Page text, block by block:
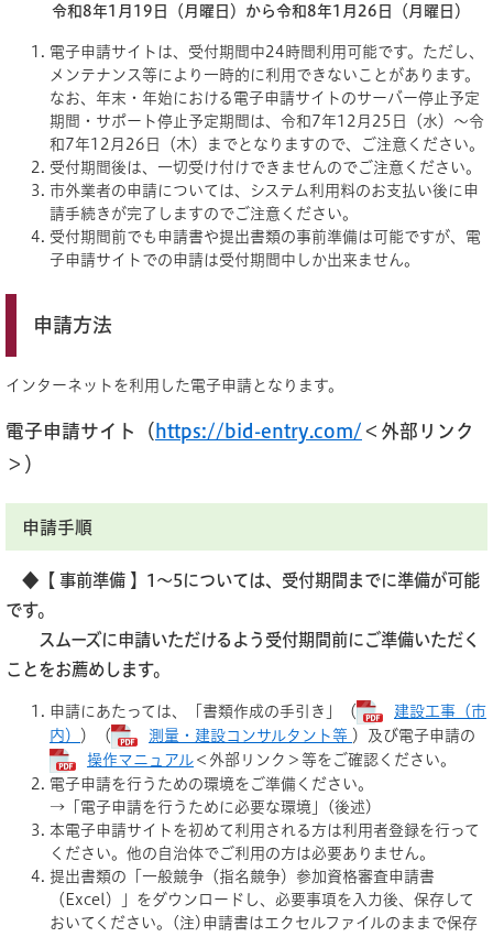
令和8年1月19日（月曜日）から令和8年1月26日（月曜日）​ ​
電子申請サイトは、受付期間中24時間利用可能です。ただし、
メンテナンス等により一時的に利用できないことがあります。
なお、年末・年始における電子申請サイトのサーバー停止予定
期間・サポート停止予定期間は、令和7年12月25日（水）～令
和7年12月26日（木）までとなりますので、ご注意ください。
受付期間後は、一切受け付けできませんのでご注意ください。
市外業者の申請については、システム利用料のお支払い後に申
請手続きが完了しますのでご注意ください。
受付期間前でも申請書や提出書類の事前準備は可能ですが、電
子申請サイトでの申請は受付期間中しか出来ません。
申請方法
インターネットを利用した電子申請となります。
電子申請サイト（ https://bid-entry.com/ ＜外部リンク
＞ ）
申請手順
◆【 事前準備 】​1～5については、受付期間までに準備が可能
です。​
スムーズに申請いただけるよう受付期間前にご準備いただく
ことをお薦めします。​
申請にあたっては、「書類作成の手引き」（
建設工事（市
内）
）（ 測量・建設コンサルタント等 ）及び電子申請の
操作マニュアル ＜外部リンク＞ 等をご確認ください。
電子申請を行うための環境をご準備ください。
→「電子申請を行うために必要な環境」(後述)
本電子申請サイトを初めて利用される方は利用者登録を行って
ください。他の自治体でご利用の方は必要ありません。
提出書類の「一般競争（指名競争）参加資格審査申請書
（Excel）」をダウンロードし、必要事項を入力後、保存して
おいてください。(注)申請書はエクセルファイルのままで保存